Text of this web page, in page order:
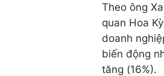
Theo ông
quan Hoa
doanh
biến động
tăng (16%).